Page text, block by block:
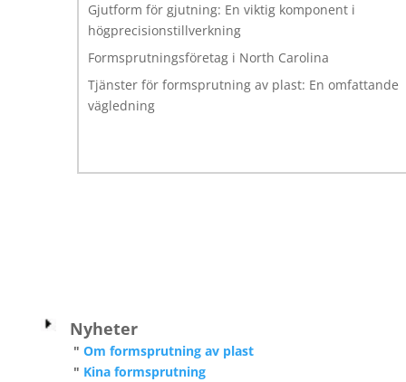
Gjutform för gjutning: En viktig komponent i
högprecisionstillverkning
Formsprutningsföretag i North Carolina
Tjänster för formsprutning av plast: En omfattande
vägledning
Nyheter
" Om formsprutning av plast
" Kina formsprutning